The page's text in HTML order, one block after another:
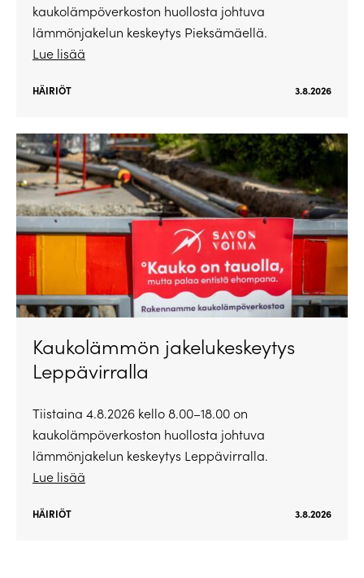
kaukolämpöverkoston huollosta johtuva
lämmönjakelun keskeytys Pieksämäellä.
Lue lisää
HÄIRIÖT 3.8.2026
Kaukolämmön jakelukeskeytys
Leppävirralla
Tiistaina 4.8.2026 kello 8.00–18.00 on
kaukolämpöverkoston huollosta johtuva
lämmönjakelun keskeytys Leppävirralla.
Lue lisää
HÄIRIÖT 3.8.2026